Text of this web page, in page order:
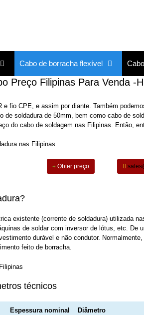
Cabo de borracha flexível
Preço Filipinas Para Venda -
e fio CPE, e assim por diante. Também
de soldadura de 50mm, bem como cabo de
do cabo de soldagem nas Filipinas. Então,
Obter preço
existente (corrente de soldadura) utilizada
de soldar com inversor de lótus, etc. De
durável e não condutor.
feito de borracha.
técnicos
Espessura nominal
Diâmetro